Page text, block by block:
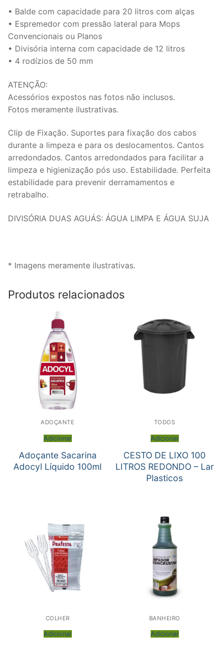
• Balde com capacidade para 20 litros com alças
• Espremedor com pressão lateral para Mops
Convencionais ou Planos
• Divisória interna com capacidade de 12 litros
• 4 rodízios de 50 mm
ATENÇÃO:
Acessórios expostos nas fotos não inclusos.
Fotos meramente ilustrativas.
Clip de Fixação. Suportes para fixação dos cabos
durante a limpeza e para os deslocamentos. Cantos
arredondados. Cantos arredondados para facilitar a
limpeza e higienização pós uso. Estabilidade. Perfeita
estabilidade para prevenir derramamentos e
retrabalho.
DIVISÓRIA DUAS AGUÁS: ÁGUA LIMPA E ÁGUA SUJA
* Imagens meramente ilustrativas.
Produtos relacionados
ADOÇANTE
Adicionar
Adoçante Sacarina
Adocyl Líquido 100ml
TODOS
Adicionar
CESTO DE LIXO 100
LITROS REDONDO – Lar
Plasticos
COLHER
Adicionar
BANHEIRO
Adicionar